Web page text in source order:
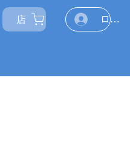
店 ログ